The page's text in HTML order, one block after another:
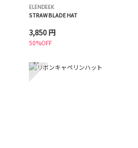
ELENDEEK
STRAW BLADE HAT
3,850 円
50%OFF
10